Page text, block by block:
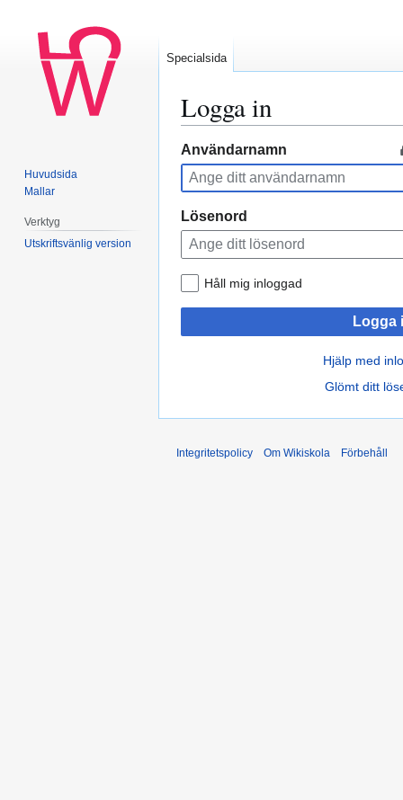
Logga in
Hoppa
till
navigering
Hoppa
till
sök
Användarnamn
Lösenord
Håll mig inloggad
Logga
Hjälp med
Glömt ditt
Specialsida
Huvudsida
Mallar
Verktyg
Utskriftsvänlig version
Integritetspolicy Om Wikiskola Förbehåll